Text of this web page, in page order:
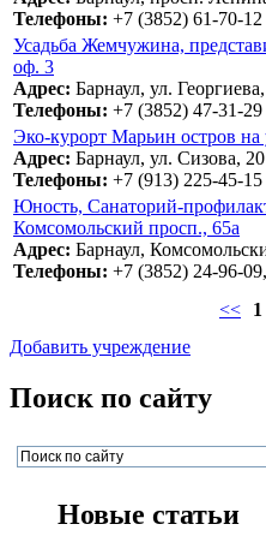
Телефоны: +7 (3852) 61-70-12
Усадьба Жемчужина,
оф. 3
Адрес: Барнаул, ул.
Телефоны: +7 (3852) 47-31-29
Эко-курорт Марьин остров на
Адрес: Барнаул, ул. Сизова, 20
Телефоны: +7 (913) 225-45-15
Юность, Санаторий-
Комсомольский просп., 65а
Адрес: Барнаул,
Телефоны: +7 (3852) 24-96-
<<
1
Добавить учреждение
Поиск по сайту
Новые статьи